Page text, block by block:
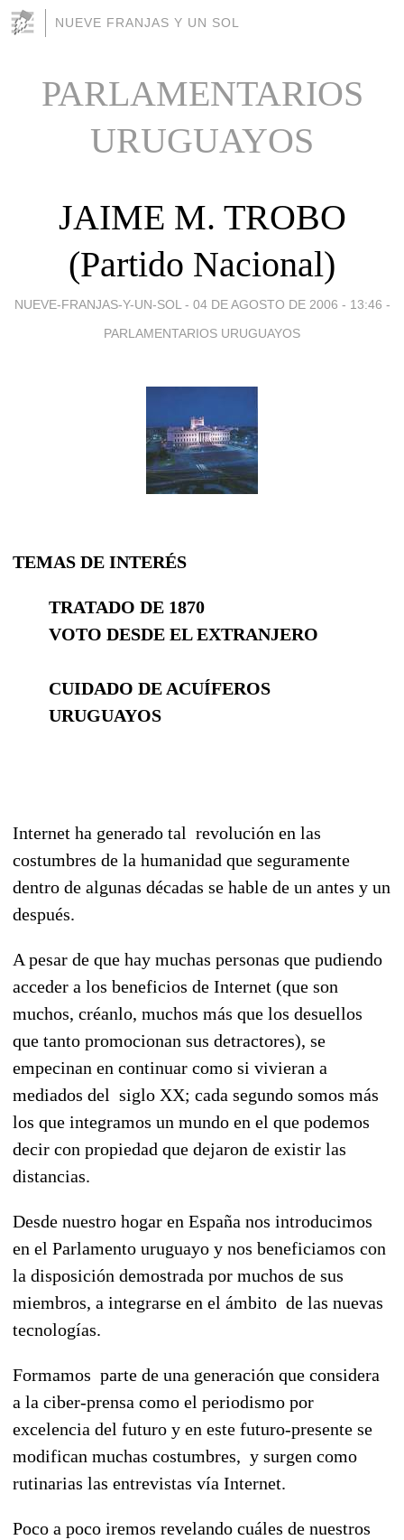
NUEVE FRANJAS Y UN SOL
PARLAMENTARIOS
URUGUAYOS
JAIME M. TROBO
(Partido Nacional)
NUEVE-FRANJAS-Y-UN-SOL - 04 DE AGOSTO DE 2006 - 13:46 -
PARLAMENTARIOS URUGUAYOS
TEMAS DE INTERÉS
TRATADO DE 1870
VOTO DESDE EL EXTRANJERO
CUIDADO DE ACUÍFEROS
URUGUAYOS
Internet ha generado tal revolución en las
costumbres de la humanidad que seguramente
dentro de algunas décadas se hable de un antes y un
después.
A pesar de que hay muchas personas que pudiendo
acceder a los beneficios de Internet (que son
muchos, créanlo, muchos más que los desuellos
que tanto promocionan sus detractores), se
empecinan en continuar como si vivieran a
mediados del siglo XX; cada segundo somos más
los que integramos un mundo en el que podemos
decir con propiedad que dejaron de existir las
distancias.
Desde nuestro hogar en España nos introducimos
en el Parlamento uruguayo y nos beneficiamos con
la disposición demostrada por muchos de sus
miembros, a integrarse en el ámbito de las nuevas
tecnologías.
Formamos parte de una generación que considera
a la ciber-prensa como el periodismo por
excelencia del futuro y en este futuro-presente se
modifican muchas costumbres, y surgen como
rutinarias las entrevistas vía Internet.
Poco a poco iremos revelando cuáles de nuestros